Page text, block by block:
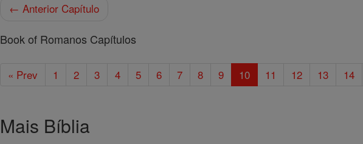
← Anterior Capítulo
Book of Romanos Capítulos
« Prev 1 2 3 4 5 6 7 8 9 10 11 12 13 14
Mais Bíblia